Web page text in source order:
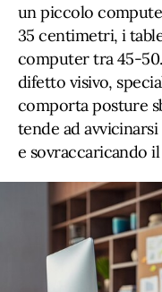
un piccolo
35 centimetri, i
computer tra 45-
difetto visivo,
comporta posture
tende ad
e sovraccaricando